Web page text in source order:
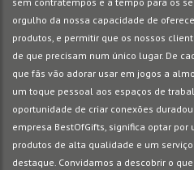
orgulho da nossa capacidade de
produtos, e permitir que os nossos
de que precisam num único lugar. De
que fãs vão adorar usar em jogos a
um toque pessoal aos espaços de
oportunidade de criar conexões
empresa BestOfGifts, significa optar
produtos de alta qualidade e um
destaque. Convidamos a descobrir o